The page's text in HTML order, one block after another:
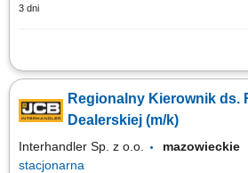
3 dni
Twój zakres obowiązków: Nadzór nad jakością
podległego obszaru (Polska północna)
zamówień części zamiennych, rozliczeń
Regionalny Kierownik ds.
Dealerskiej (m/k)
Interhandler Sp. z o.o.
stacjonarna